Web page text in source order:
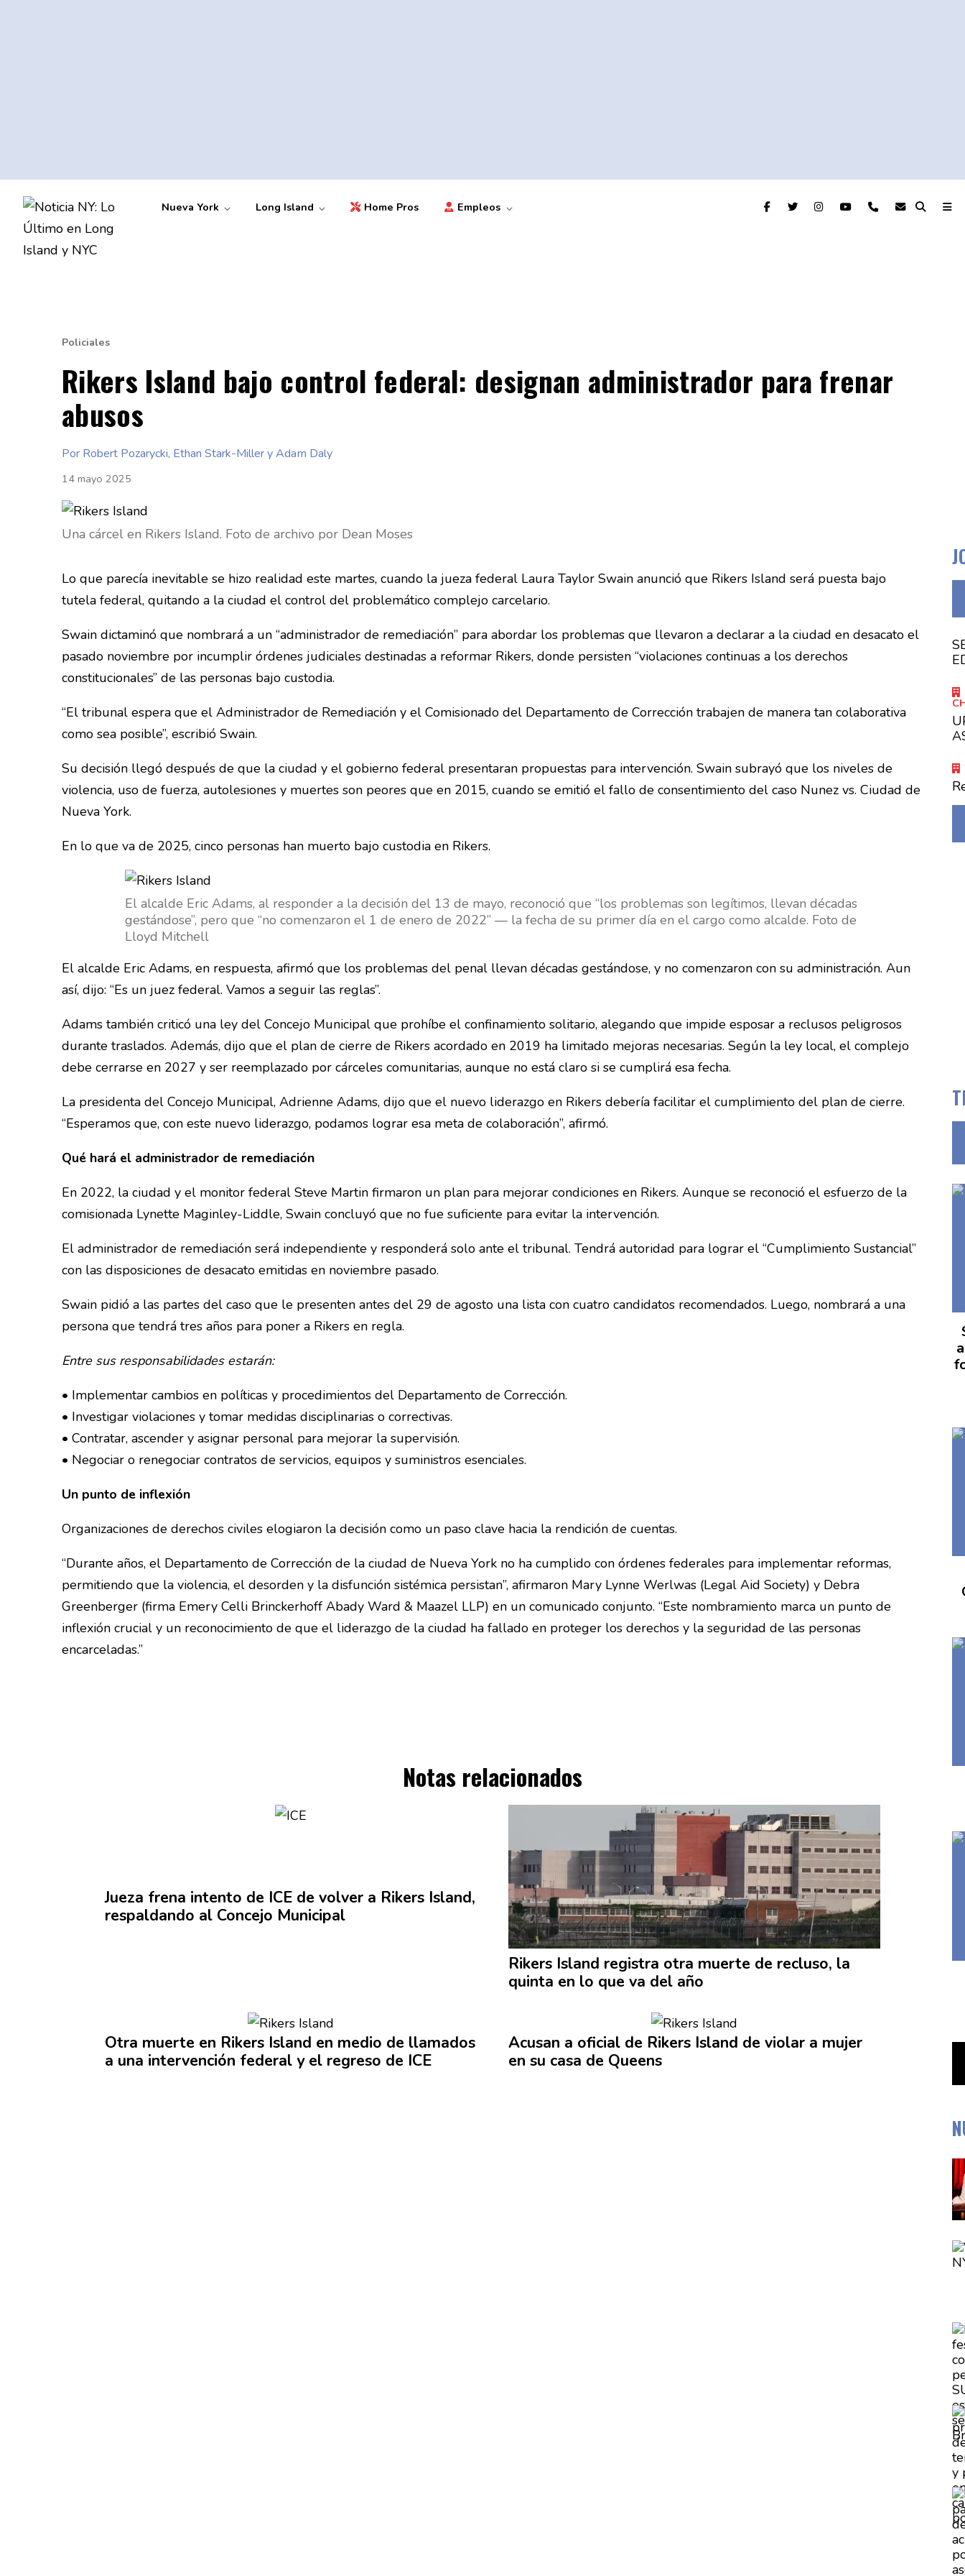
Nueva York Long Island Home Pros Empleos
Policiales
Rikers Island bajo control federal: designan administrador para frenar
abusos
Por Robert Pozarycki, Ethan Stark-Miller y Adam Daly
14 mayo 2025
Una cárcel en Rikers Island. Foto de archivo por Dean Moses
Lo que parecía inevitable se hizo realidad este martes, cuando la jueza federal Laura Taylor Swain anunció que Rikers Island será puesta bajo
tutela federal, quitando a la ciudad el control del problemático complejo carcelario.
Swain dictaminó que nombrará a un “administrador de remediación” para abordar los problemas que llevaron a declarar a la ciudad en desacato el
pasado noviembre por incumplir órdenes judiciales destinadas a reformar Rikers, donde persisten “violaciones continuas a los derechos
constitucionales” de las personas bajo custodia.
“El tribunal espera que el Administrador de Remediación y el Comisionado del Departamento de Corrección trabajen de manera tan colaborativa
como sea posible”, escribió Swain.
Su decisión llegó después de que la ciudad y el gobierno federal presentaran propuestas para intervención. Swain subrayó que los niveles de
violencia, uso de fuerza, autolesiones y muertes son peores que en 2015, cuando se emitió el fallo de consentimiento del caso Nunez vs. Ciudad de
Nueva York.
En lo que va de 2025, cinco personas han muerto bajo custodia en Rikers.
El alcalde Eric Adams, al responder a la decisión del 13 de mayo, reconoció que “los problemas son legítimos, llevan décadas
gestándose”, pero que “no comenzaron el 1 de enero de 2022” — la fecha de su primer día en el cargo como alcalde. Foto de
Lloyd Mitchell
El alcalde Eric Adams, en respuesta, afirmó que los problemas del penal llevan décadas gestándose, y no comenzaron con su administración. Aun
así, dijo: “Es un juez federal. Vamos a seguir las reglas”.
Adams también criticó una ley del Concejo Municipal que prohíbe el confinamiento solitario, alegando que impide esposar a reclusos peligrosos
durante traslados. Además, dijo que el plan de cierre de Rikers acordado en 2019 ha limitado mejoras necesarias. Según la ley local, el complejo
debe cerrarse en 2027 y ser reemplazado por cárceles comunitarias, aunque no está claro si se cumplirá esa fecha.
La presidenta del Concejo Municipal, Adrienne Adams, dijo que el nuevo liderazgo en Rikers debería facilitar el cumplimiento del plan de cierre.
“Esperamos que, con este nuevo liderazgo, podamos lograr esa meta de colaboración”, afirmó.
Qué hará el administrador de remediación
En 2022, la ciudad y el monitor federal Steve Martin firmaron un plan para mejorar condiciones en Rikers. Aunque se reconoció el esfuerzo de la
comisionada Lynette Maginley-Liddle, Swain concluyó que no fue suficiente para evitar la intervención.
El administrador de remediación será independiente y responderá solo ante el tribunal. Tendrá autoridad para lograr el “Cumplimiento Sustancial”
con las disposiciones de desacato emitidas en noviembre pasado.
Swain pidió a las partes del caso que le presenten antes del 29 de agosto una lista con cuatro candidatos recomendados. Luego, nombrará a una
persona que tendrá tres años para poner a Rikers en regla.
Entre sus responsabilidades estarán:
• Implementar cambios en políticas y procedimientos del Departamento de Corrección.
• Investigar violaciones y tomar medidas disciplinarias o correctivas.
• Contratar, ascender y asignar personal para mejorar la supervisión.
• Negociar o renegociar contratos de servicios, equipos y suministros esenciales.
Un punto de inflexión
Organizaciones de derechos civiles elogiaron la decisión como un paso clave hacia la rendición de cuentas.
“Durante años, el Departamento de Corrección de la ciudad de Nueva York no ha cumplido con órdenes federales para implementar reformas,
permitiendo que la violencia, el desorden y la disfunción sistémica persistan”, afirmaron Mary Lynne Werlwas (Legal Aid Society) y Debra
Greenberger (firma Emery Celli Brinckerhoff Abady Ward & Maazel LLP) en un comunicado conjunto. “Este nombramiento marca un punto de
inflexión crucial y un reconocimiento de que el liderazgo de la ciudad ha fallado en proteger los derechos y la seguridad de las personas
encarceladas.”
Notas relacionados
Jueza frena intento de ICE de volver a Rikers Island,
respaldando al Concejo Municipal
Rikers Island registra otra muerte de recluso, la
quinta en lo que va del año
Otra muerte en Rikers Island en medio de llamados
a una intervención federal y el regreso de ICE
Acusan a oficial de Rikers Island de violar a mujer
en su casa de Queens